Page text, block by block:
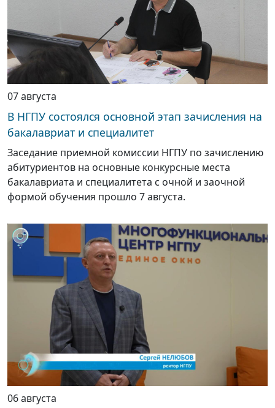
07 августа
В НГПУ состоялся основной этап зачисления на
бакалавриат и специалитет
Заседание приемной комиссии НГПУ по зачислению
абитуриентов на основные конкурсные места
бакалавриата и специалитета с очной и заочной
формой обучения прошло 7 августа.
06 августа